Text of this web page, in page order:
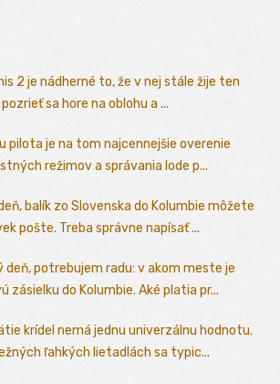
2 je nádherné to, že v nej stále žije ten
sa hore na oblohu a ...
pilota je na tom najcennejšie overenie
režimov a správania lode p...
balík zo Slovenska do Kolumbie môžete
pošte. Treba správne napísať ...
deň, potrebujem radu: v akom meste je
zásielku do Kolumbie. Aké platia pr...
krídel nemá jednu univerzálnu hodnotu.
ľahkých lietadlách sa typic...